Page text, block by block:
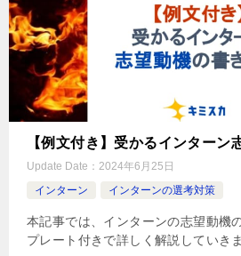
【例文付き】受かるインターン
Update Date： 2024年6月25日
インターン
インターンの選考対策
本記事では、インターンの志望動機
プレート付きで詳しく解説していき